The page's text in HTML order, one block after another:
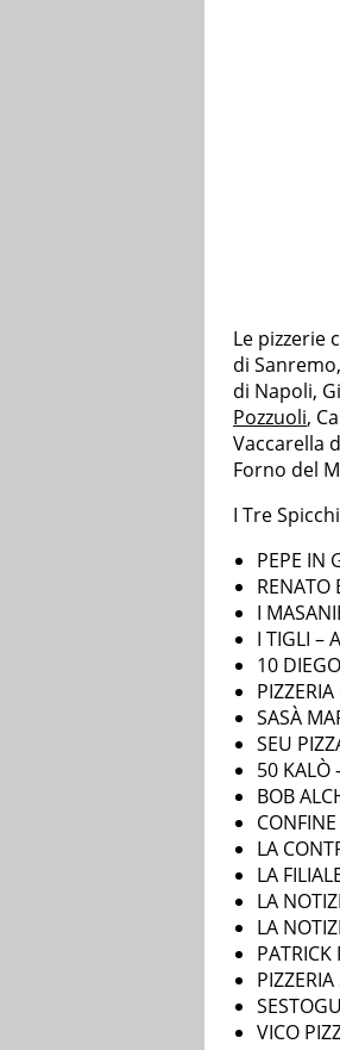
Le pizzerie
di
di Napoli,
Pozzuoli,
Vaccarella
Forno del
I Tre Spicchi
PEPE IN
RENATO
I
I TIGLI –
10
SASÀ
SEU
50 KALÒ
BOB
LA
LA
LA
LA
PATRICK
VICO